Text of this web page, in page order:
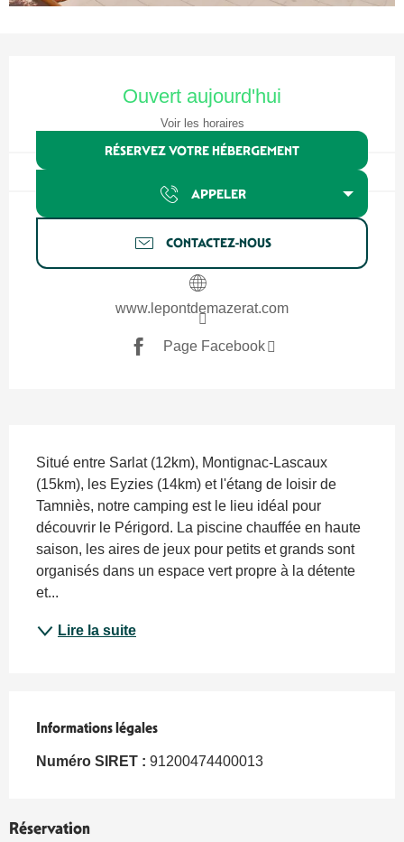
Ouvert aujourd'hui
Voir les horaires
RÉSERVEZ VOTRE HÉBERGEMENT
APPELER
CONTACTEZ-NOUS
www.lepontdemazerat.com
Page Facebook
Situé entre Sarlat (12km), Montignac-Lascaux
(15km), les Eyzies (14km) et l'étang de loisir de
Tamniès, notre camping est le lieu idéal pour
découvrir le Périgord. La piscine chauffée en haute
saison, les aires de jeux pour petits et grands sont
organisés dans un espace vert propre à la détente
et...
Lire la suite
Informations légales
Informations légales
Numéro SIRET : 91200474400013
Réservation